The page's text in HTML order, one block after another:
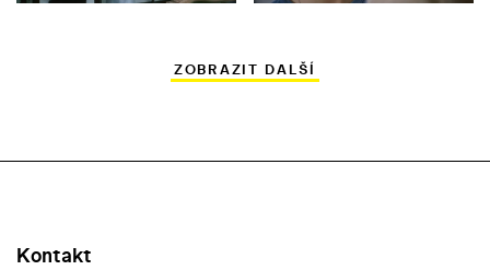
ZOBRAZIT DALŠÍ
Kontakt